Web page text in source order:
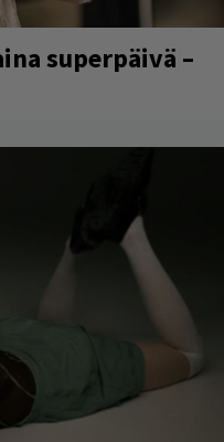
superpäivä –